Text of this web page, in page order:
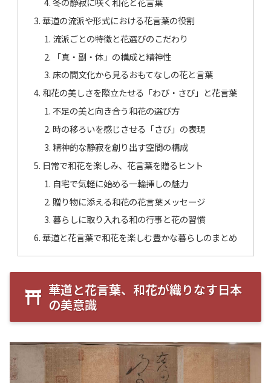
華道の流派や形式における花言葉の役割
流派ごとの特徴と花選びのこだわり
「真・副・体」の構成と精神性
床の間文化から見るおもてなしの花と言葉
和花の美しさを際立たせる「わび・さび」と花言葉
不足の美と向き合う和花の選び方
時の移ろいを感じさせる「さび」の表現
精神的な静寂を創り出す空間の構成
日常で和花を楽しみ、花言葉を贈るヒント
自宅で気軽に始める一輪挿しの魅力
贈り物に添える和花の花言葉メッセージ
暮らしに取り入れる和の行事と花の習慣
華道と花言葉で和花を楽しむ豊かな暮らしのまとめ
華道と花言葉、和花が織りなす日本
の美意識